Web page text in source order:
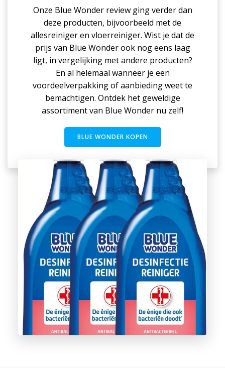
Onze Blue Wonder review ging verder dan
deze producten, bijvoorbeeld met de
allesreiniger en vloerreiniger. Wist je dat de
prijs van Blue Wonder ook nog eens laag
ligt, in vergelijking met andere producten?
En al helemaal wanneer je een
voordeelverpakking of aanbieding weet te
bemachtigen. Ontdek het geweldige
assortiment van Blue Wonder nu zelf!
BLUE WONDER KOPEN